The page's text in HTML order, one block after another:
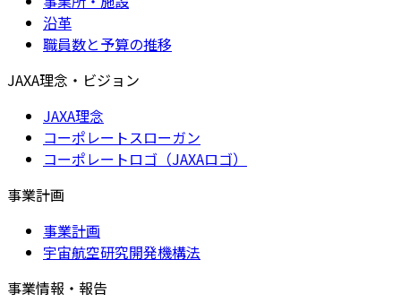
沿革
職員数と予算の推移
JAXA理念・ビジョン
JAXA理念
コーポレートスローガン
コーポレートロゴ（JAXAロゴ）
事業計画
事業計画
宇宙航空研究開発機構法
事業情報・報告